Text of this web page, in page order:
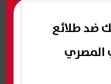
ضد طلائع
المصري